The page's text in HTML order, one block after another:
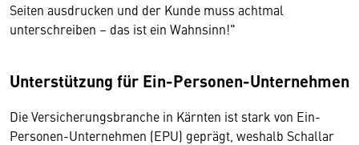
Seiten ausdrucken und der Kunde muss achtmal
unterschreiben – das ist ein Wahnsinn!"
Unterstützung für Ein-Personen-Unternehmen
Die Versicherungsbranche in Kärnten ist stark von Ein-
Personen-Unternehmen (EPU) geprägt, weshalb Schallar